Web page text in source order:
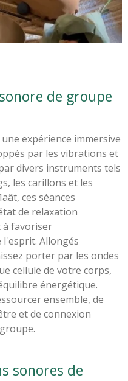
de groupe
expérience immersive
par les vibrations et
divers instruments tels
les carillons et les
ces séances
de relaxation
à favoriser
Allongés
porter par les ondes
cellule de votre corps,
énergétique.
ensemble, de
et de connexion
sonores de